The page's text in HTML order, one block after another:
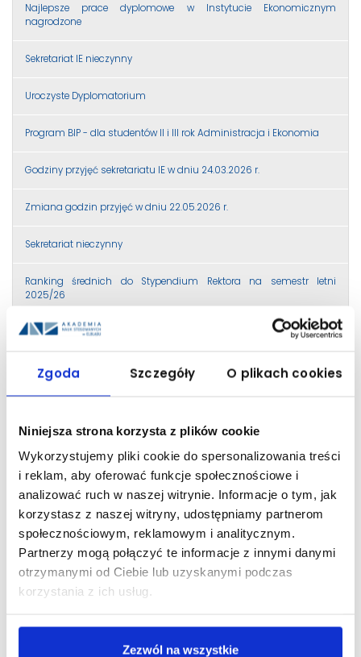
Zgoda Szczegóły O plikach cookies
Niniejsza strona korzysta z plików cookie
Wykorzystujemy pliki cookie do spersonalizowania treści
i reklam, aby oferować funkcje społecznościowe i
analizować ruch w naszej witrynie. Informacje o tym, jak
korzystasz z naszej witryny, udostępniamy partnerom
społecznościowym, reklamowym i analitycznym.
Partnerzy mogą połączyć te informacje z innymi danymi
otrzymanymi od Ciebie lub uzyskanymi podczas
korzystania z ich usług.
Zezwól na wszystkie
Najlepsze prace dyplomowe w Instytucie Ekonomicznym
nagrodzone
Sekretariat IE nieczynny
Uroczyste Dyplomatorium
Program BIP - dla studentów II i III rok Administracja i Ekonomia
Godziny przyjęć sekretariatu IE w dniu 24.03.2026 r.
Zmiana godzin przyjęć w dniu 22.05.2026 r.
Sekretariat nieczynny
Ranking średnich do Stypendium Rektora na semestr letni
2025/26
Listy 10% najlepszych absolwentów roku 2023/2024
Godziny przyjęćź w dniu 15.05.2026 r.
Relacja z wyjazdu do Warszawy i Szczytna
Wytyczne Dyrektora IE
Doradztwo zawodowe 2.0: Ekonomia to praca zespołowa!
Zajęcia w Skansenie Pszczelarskim
Podstawy ekonomii dla administracji w praktyce